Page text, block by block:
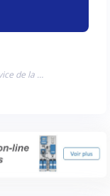
L'innovation au service de la gestion des risques.